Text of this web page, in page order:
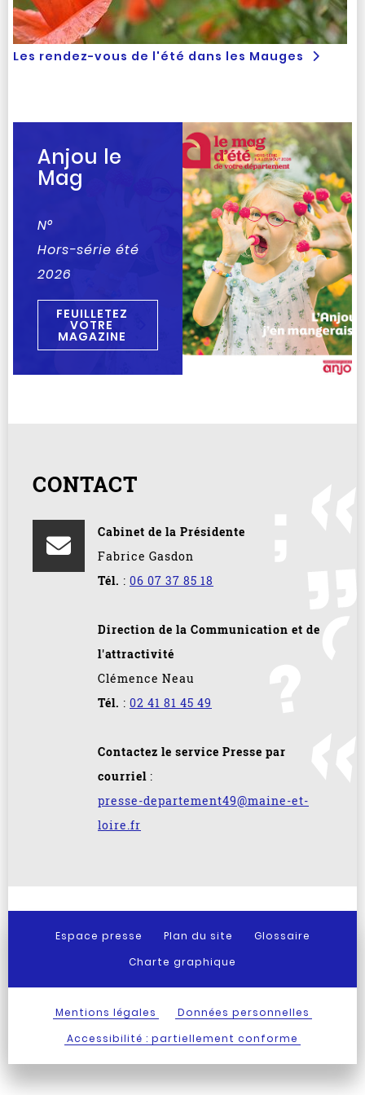
Les rendez-vous de l'été dans les Mauges
Anjou le
Mag
N°
Hors-série été
2026
FEUILLETEZ
VOTRE
MAGAZINE
CONTACT
Cabinet de la Présidente
Fabrice Gasdon
Tél. : 06 07 37 85 18
Direction de la Communication et de
l'attractivité
Clémence Neau
Tél. : 02 41 81 45 49
Contactez le service Presse par
courriel :
presse-departement49@maine-et-
loire.fr
Espace presse Plan du site
Glossaire
Charte graphique
Mentions légales
Données personnelles
Accessibilité : partiellement conforme